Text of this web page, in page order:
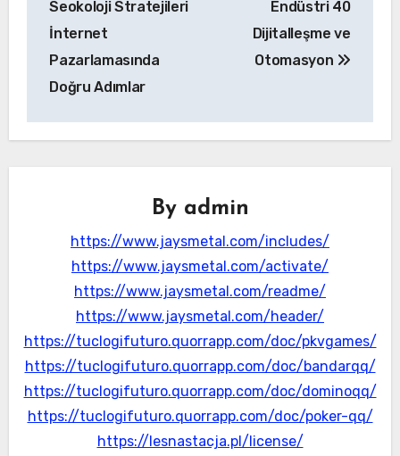
Seokoloji Stratejileri
İnternet
Pazarlamasında
Doğru Adımlar
Endüstri 40
Dijitalleşme ve
Otomasyon
By admin
https://www.jaysmetal.com/includes/
https://www.jaysmetal.com/activate/
https://www.jaysmetal.com/readme/
https://www.jaysmetal.com/header/
https://tuclogifuturo.quorrapp.com/doc/pkvgames/
https://tuclogifuturo.quorrapp.com/doc/bandarqq/
https://tuclogifuturo.quorrapp.com/doc/dominoqq/
https://tuclogifuturo.quorrapp.com/doc/poker-qq/
https://lesnastacja.pl/license/